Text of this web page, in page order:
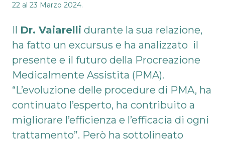
22 al 23 Marzo 2024.
Il Dr. Vaiarelli durante la sua relazione,
ha fatto un excursus e ha analizzato il
presente e il futuro della Procreazione
Medicalmente Assistita (PMA).
“L’evoluzione delle procedure di PMA, ha
continuato l’esperto, ha contribuito a
migliorare l’efficienza e l’efficacia di ogni
trattamento”. Però ha sottolineato